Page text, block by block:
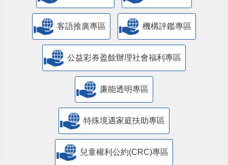
客語推廣專區 機構評鑑專區
公益彩券盈餘辦理社會福利專區
廉能透明專區
特殊境遇家庭扶助專區
兒童權利公約(CRC)專區